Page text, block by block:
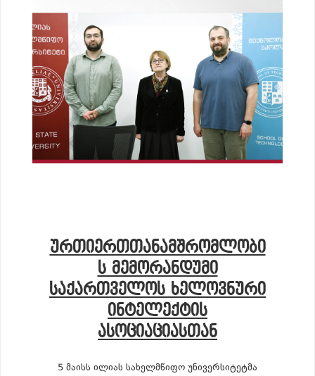
ᲣᲠᲗᲘᲔᲠᲗᲗᲐᲜᲐᲛᲨᲠᲝᲛᲚᲝᲑᲘ
Ს ᲛᲔᲛᲝᲠᲐᲜᲓᲣᲛᲘ
ᲡᲐᲥᲐᲠᲗᲕᲔᲚᲝᲡ ᲮᲔᲚᲝᲕᲜᲣᲠᲘ
ᲘᲜᲢᲔᲚᲔᲥᲢᲘᲡ
ᲐᲡᲝᲪᲘᲐᲪᲘᲐᲡᲗᲐᲜ
5 მაისს ილიას სახელმწიფო უნივერსიტეტმა